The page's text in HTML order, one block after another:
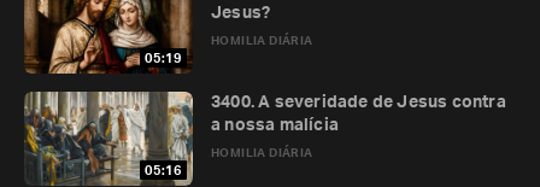
05:19
HOMILIA DIÁRIA
Jesus?
05:16
HOMILIA DIÁRIA
3400. A severidade de Jesus contra
a nossa malícia